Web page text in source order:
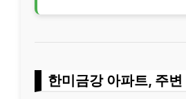
한미금강 아파트, 주